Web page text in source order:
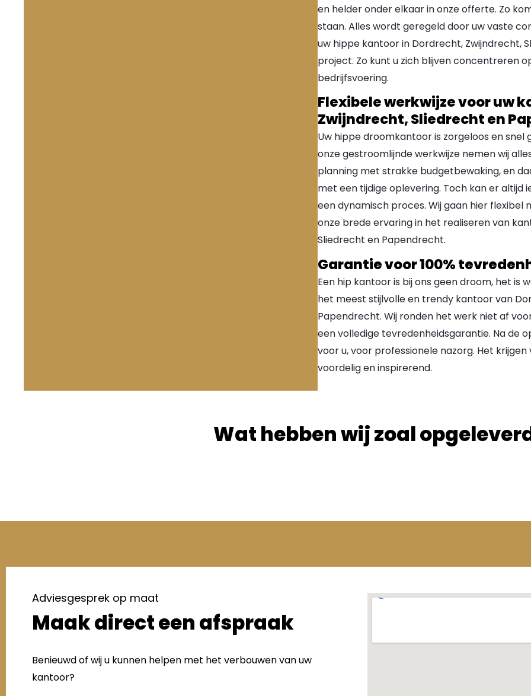
en helder onder elkaar in onze offerte. Zo
staan. Alles wordt geregeld door uw vaste
uw hippe kantoor in Dordrecht, Zwijndrecht,
project. Zo kunt u zich blijven concentreren
bedrijfsvoering.
Flexibele werkwijze voor uw
Zwijndrecht, Sliedrecht en
Uw hippe droomkantoor is zorgeloos en
onze gestroomlijnde werkwijze nemen wij
planning met strakke budgetbewaking, en
met een tijdige oplevering. Toch kan er altijd
een dynamisch proces. Wij gaan hier flexibel
onze brede ervaring in het realiseren van
Sliedrecht en Papendrecht.
Garantie voor 100%
Een hip kantoor is bij ons geen droom, het is
het meest stijlvolle en trendy kantoor van
Papendrecht. Wij ronden het werk niet af
een volledige tevredenheidsgarantie. Na de
voor u, voor professionele nazorg. Het
voordelig en inspirerend.
Wat hebben wij zoal
Adviesgesprek op maat
Maak direct een afspraak
Benieuwd of wij u kunnen helpen met het verbouwen van uw
kantoor?